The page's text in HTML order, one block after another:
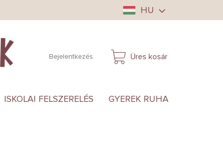
HU
Bejelentkezés
KOSÁR
Üres kosár
ISKOLAI FELSZERELÉS GYEREK RUHA